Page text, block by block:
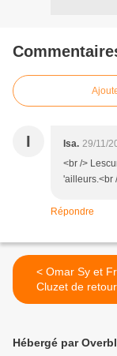
I Isa. 29/11/
<br />
'ailleurs.<br
Répondre
< Omar Sy et François
Cluzet de
heures de TF1
Hébergé par